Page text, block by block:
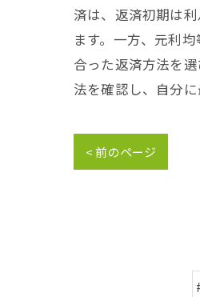
済は、返済初期は
ます。一方、元利
合った返済方法を
法を確認し、自分
< 前のページ